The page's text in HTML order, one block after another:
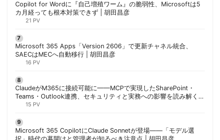
Copilot for Wordに『自己増殖ワーム』の脆弱性、Microsoftは5
カ月経っても根本対策できず | 胡田昌彦
21 PV
Microsoft 365 Apps「Version 2606」で更新チャネル統合、
SAECはMECへ自動移行 | 胡田昌彦
16 PV
ClaudeがM365に接続可能に——MCPで実現したSharePoint・
Teams・Outlook連携、セキュリティと実務への影響を読み解く |
胡田昌彦
15 PV
Microsoft 365 CopilotにClaude Sonnetが登場——「モデル選